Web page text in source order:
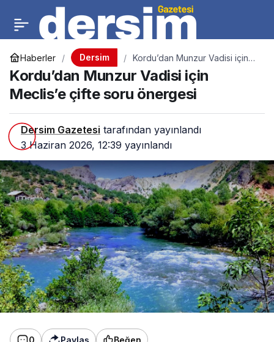
Haberler Dersim
Kordu’dan Munzur Vadisi için
Meclis’e çifte soru önergesi
Kordu’dan Munzur Vadisi için
Meclis’e çifte soru önergesi
Dersim Gazetesi tarafından yayınlandı
3 Haziran 2026, 12:39 yayınlandı
0 Paylaş Beğen